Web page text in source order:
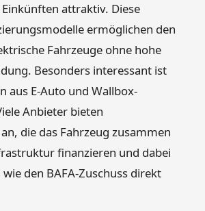
attraktiv. Diese
ermöglichen den
Fahrzeuge ohne hohe
Besonders interessant ist
aus E-Auto und Wallbox-
Anbieter bieten
die das Fahrzeug zusammen
finanzieren und dabei
den BAFA-Zuschuss direkt